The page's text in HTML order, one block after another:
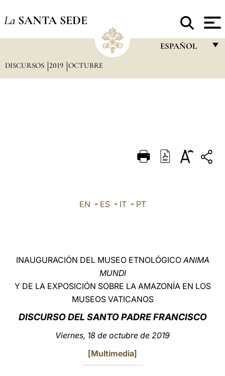
La SANTA SEDE
ESPAÑOL
DEUTSCH
DISCURSOS 2019 OCTUBRE
EN - ES- IT- PT
INAUGURACIÓN DEL MUSEO ETNOLÓGICOANIMA
MUNDI
Y DE LA EXPOSICIÓN SOBRE LA AMAZONÍA EN LOS
MUSEOS VATICANOS
DISCURSO DEL SANTO PADRE FRANCISCO
Viernes, 18 de octubre de 2019
[Multimedia]